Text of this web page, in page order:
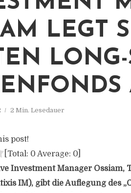
LEGT
2 Min. Lesedauer
post!
[Total: 0 Average: 0
Investment Manager Ossiam,
IM), gibt die Auflegung des